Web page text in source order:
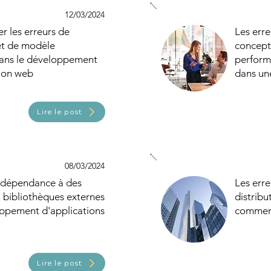
12/03/2024
les erreurs de
de modèle
le développement
web
Lire le post
08/03/2024
à des
bibliothèques externes
d'applications
Lire le post
Les
dans
Les